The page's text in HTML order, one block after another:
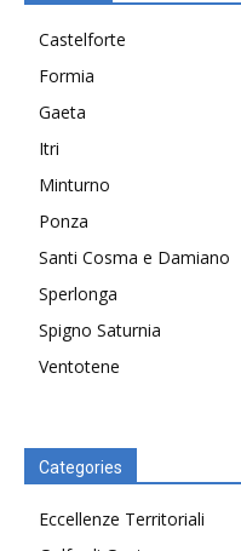
Castelforte
Formia
Gaeta
Itri
Minturno
Ponza
Santi Cosma e Damiano
Sperlonga
Spigno Saturnia
Ventotene
Categories
Eccellenze Territoriali